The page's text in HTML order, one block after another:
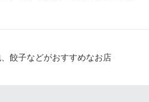
餃子などがおすすめなお店